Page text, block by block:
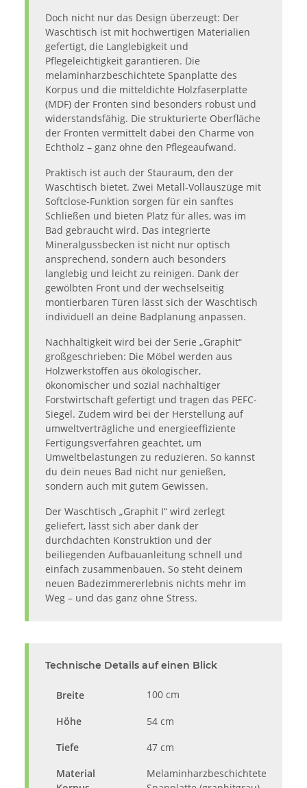
Doch nicht nur das Design überzeugt: Der
Waschtisch ist mit hochwertigen Materialien
gefertigt, die Langlebigkeit und
Pflegeleichtigkeit garantieren. Die
melaminharzbeschichtete Spanplatte des
Korpus und die mitteldichte Holzfaserplatte
(MDF) der Fronten sind besonders robust und
widerstandsfähig. Die strukturierte Oberfläche
der Fronten vermittelt dabei den Charme von
Echtholz – ganz ohne den Pflegeaufwand.
Praktisch ist auch der Stauraum, den der
Waschtisch bietet. Zwei Metall-Vollauszüge mit
Softclose-Funktion sorgen für ein sanftes
Schließen und bieten Platz für alles, was im
Bad gebraucht wird. Das integrierte
Mineralgussbecken ist nicht nur optisch
ansprechend, sondern auch besonders
langlebig und leicht zu reinigen. Dank der
gewölbten Front und der wechselseitig
montierbaren Türen lässt sich der Waschtisch
individuell an deine Badplanung anpassen.
Nachhaltigkeit wird bei der Serie „Graphit“
großgeschrieben: Die Möbel werden aus
Holzwerkstoffen aus ökologischer,
ökonomischer und sozial nachhaltiger
Forstwirtschaft gefertigt und tragen das PEFC-
Siegel. Zudem wird bei der Herstellung auf
umweltverträgliche und energieeffiziente
Fertigungsverfahren geachtet, um
Umweltbelastungen zu reduzieren. So kannst
du dein neues Bad nicht nur genießen,
sondern auch mit gutem Gewissen.
Der Waschtisch „Graphit I“ wird zerlegt
geliefert, lässt sich aber dank der
durchdachten Konstruktion und der
beiliegenden Aufbauanleitung schnell und
einfach zusammenbauen. So steht deinem
neuen Badezimmererlebnis nichts mehr im
Weg – und das ganz ohne Stress.
Technische Details auf einen Blick
Breite 100 cm
Höhe
54 cm
Tiefe
47 cm
Material
Melaminharzbeschichtete